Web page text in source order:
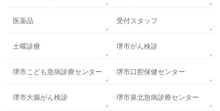
医薬品 受付スタッフ
土曜診療 堺市がん検診
堺市こども急病診療センター 堺市口腔保健センター
堺市大腸がん検診 堺市泉北急病診療センター